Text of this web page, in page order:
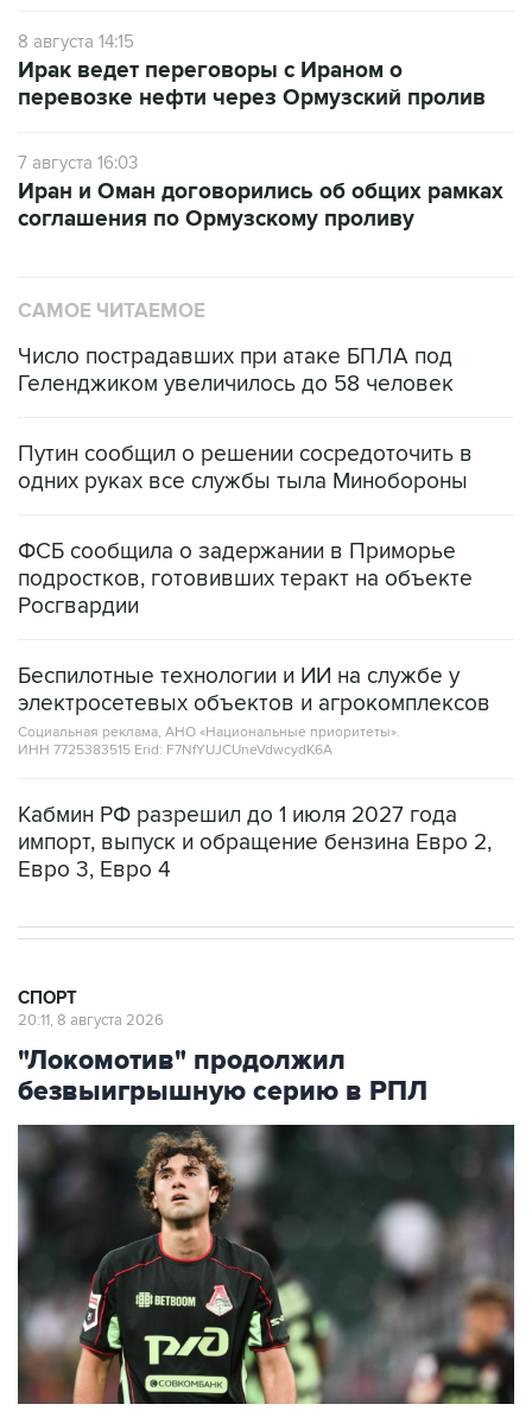
8 августа 14:15
Ирак ведет переговоры с Ираном о
перевозке нефти через Ормузский пролив
7 августа 16:03
Иран и Оман договорились об общих рамках
соглашения по Ормузскому проливу
САМОЕ ЧИТАЕМОЕ
Число пострадавших при атаке БПЛА под
Геленджиком увеличилось до 58 человек
Путин сообщил о решении сосредоточить в
одних руках все службы тыла Минобороны
ФСБ сообщила о задержании в Приморье
подростков, готовивших теракт на объекте
Росгвардии
Беспилотные технологии и ИИ на службе у
электросетевых объектов и агрокомплексов
Социальная реклама, АНО «Национальные приоритеты».
ИНН 7725383515 Erid: F7NfYUJCUneVdwcydK6A
Кабмин РФ разрешил до 1 июля 2027 года
импорт, выпуск и обращение бензина Евро 2,
Евро 3, Евро 4
СПОРТ
20:11, 8 августа 2026
"Локомотив" продолжил
безвыигрышную серию в РПЛ